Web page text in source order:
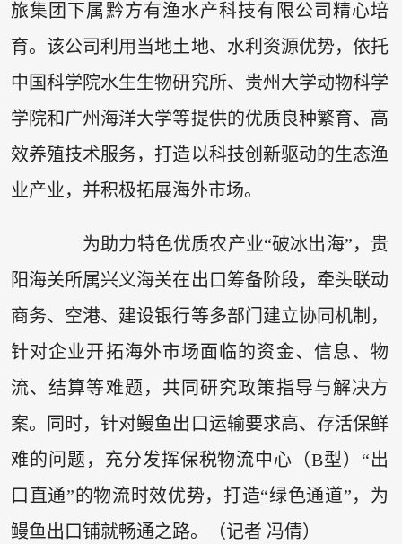
旅集团下属黔方有渔水产科技有限公司精心培
育。该公司利用当地土地、水利资源优势，依托
中国科学院水生生物研究所、贵州大学动物科学
学院和广州海洋大学等提供的优质良种繁育、高
效养殖技术服务，打造以科技创新驱动的生态渔
业产业，并积极拓展海外市场。
为助力特色优质农产业“破冰出海”，贵
阳海关所属兴义海关在出口筹备阶段，牵头联动
商务、空港、建设银行等多部门建立协同机制，
针对企业开拓海外市场面临的资金、信息、物
流、结算等难题，共同研究政策指导与解决方
案。同时，针对鳗鱼出口运输要求高、存活保鲜
难的问题，充分发挥保税物流中心（B型）“出
口直通”的物流时效优势，打造“绿色通道”，为
鳗鱼出口铺就畅通之路。（记者 冯倩）